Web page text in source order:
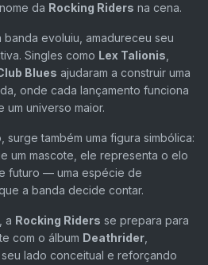
da Rocking Riders na cena.
banda evoluiu, amadureceu seu
Singles como Lex Talionis
Blues ajudaram a construir uma
onde cada lançamento funciona
um universo maior.
também uma figura simbólica:
um mascote, ele representa o elo
futuro — uma espécie de
a banda decide contar.
a Rocking Riders se prepara para
com o álbum Deathrider
lado conceitual e reforçando